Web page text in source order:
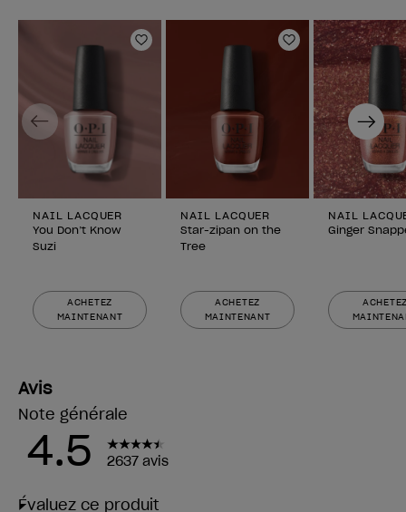
Ajouter aux favoris
NAIL LACQUER
You Don’t Know
Suzi
ACHETEZ
MAINTENANT
Ajouter aux
NAIL LACQUER
Star-zipan on the
Tree
ACHETEZ
MAINTENANT
NAIL
Ginger
Previous Next